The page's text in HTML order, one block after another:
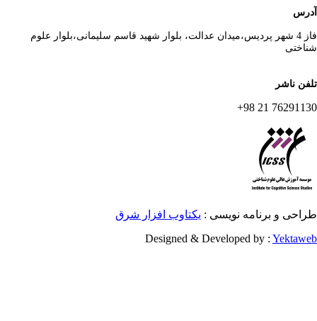
فاز 4 شهر پردیس،میدان عدالت، بلوار شهید قاسم سلیمانی،بلوار علوم
ناشر
76291130 21
و برنامه نویسی : یکتاوب افزار شرق
Designed & Developed by :